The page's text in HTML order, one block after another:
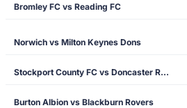
Bromley FC vs Reading FC
Norwich vs Milton Keynes Dons
Stockport County FC vs Doncaster Rovers
Burton Albion vs Blackburn Rovers